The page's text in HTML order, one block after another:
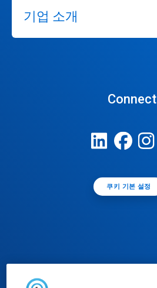
기업 소개
Connect
쿠키 기본 설정